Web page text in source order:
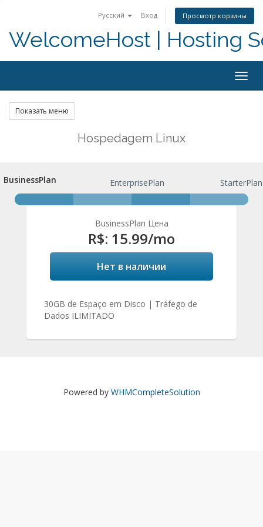
Русский Вход Просмотр корзины
WelcomeHost | Hosting
Показать меню
Hospedagem Linux
BusinessPlan
BusinessPlan EnterprisePlan StarterPlan
BusinessPlan Цена
R$: 15.99/mo
Нет в наличии
30GB de Espaço em Disco | Tráfego de
Dados ILIMITADO
Powered by WHMCompleteSolution